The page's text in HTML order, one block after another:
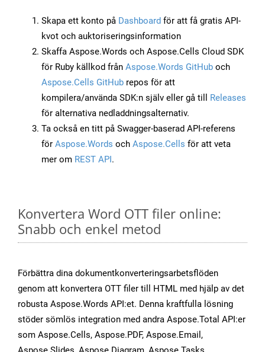
Skapa ett konto på Dashboard för att få gratis API-
kvot och auktoriseringsinformation
Skaffa Aspose.Words och Aspose.Cells Cloud SDK
för Ruby källkod från Aspose.Words GitHub och
Aspose.Cells GitHub repos för att
kompilera/använda SDK:n själv eller gå till Releases
för alternativa nedladdningsalternativ.
Ta också en titt på Swagger-baserad API-referens
för Aspose.Words och Aspose.Cells för att veta
mer om REST API.
Konvertera Word OTT filer online:
Snabb och enkel metod
Förbättra dina dokumentkonverteringsarbetsflöden
genom att konvertera OTT filer till HTML med hjälp av det
robusta Aspose.Words API:et. Denna kraftfulla lösning
stöder sömlös integration med andra Aspose.Total API:er
som Aspose.Cells, Aspose.PDF, Aspose.Email,